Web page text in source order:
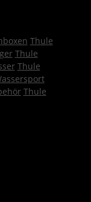
Thule
Thule
Thule
Thule